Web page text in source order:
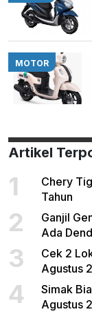
MOTOR
Artikel
1
Chery
Tahun
2
Ganjil
Ada
3
Cek 2
Agustus
4
Simak
Agustus